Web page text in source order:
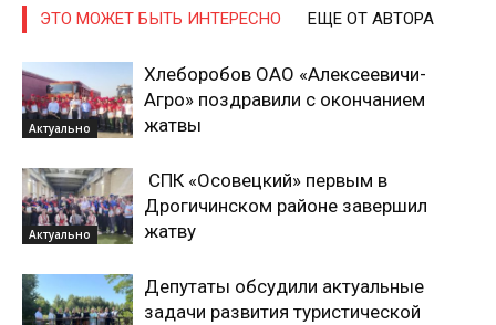
Газета
"Драгічынскі Веснік"
ЭТО МОЖЕТ БЫТЬ ИНТЕРЕСНО ЕЩЕ ОТ АВТОРА
Актуально
Хлеборобов ОАО «Алексеевичи-
Агро» поздравили с окончанием
жатвы
Актуально
СПК «Осовецкий» первым в
Дрогичинском районе завершил
жатву
Депутаты обсудили актуальные
задачи развития туристической